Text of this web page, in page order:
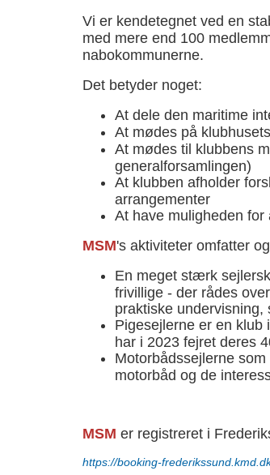
Vi er kendetegnet ved en
med mere end 100
nabokommunerne.
Det betyder noget:
At dele den maritime
At mødes på
At mødes til klubbens
generalforsamlingen)
At klubben afholder
arrangementer
At have muligheden for
MSM's aktiviteter omfatter
En meget stærk
frivillige - der rådes
praktiske
Pigesejlerne er en
har i 2023 fejret deres
Motorbådssejlerne
motorbåd og de
MSM er registreret i
https://booking-